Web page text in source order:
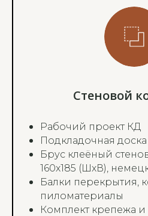
Стеновой
Рабочий проект КД
Подкладочная
Брус клеёный
160х185 (ШхВ),
Балки перекрытия,
пиломатериалы
Комплект крепежа